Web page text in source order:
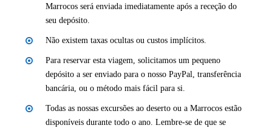
Marrocos será enviada imediatamente após a receção do
seu depósito.
Não existem taxas ocultas ou custos implícitos.
Para reservar esta viagem, solicitamos um pequeno
depósito a ser enviado para o nosso PayPal, transferência
bancária, ou o método mais fácil para si.
Todas as nossas excursões ao deserto ou a Marrocos estão
disponíveis durante todo o ano. Lembre-se de que se